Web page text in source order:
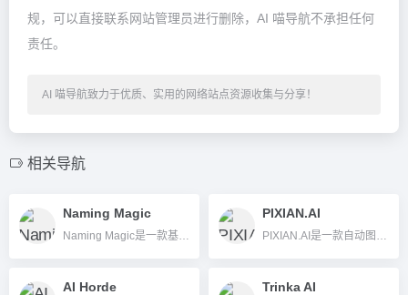
规，可以直接联系网站管理员进行删除，AI 喵导航不承担任何
责任。
AI 喵导航致力于优质、实用的网络站点资源收集与分享！
相关导航
Naming Magic
Naming Magic是一款基于AI智能算法的品牌命名工具，支持生成创意名称并检测域名可用性。
PIXIAN.AI
PIXIAN.AI是一款自动图片背景移除AI工具，支持高清、批量处理和API集成，适合电商、设计师等多行业高效去背。
AI Horde Trinka AI